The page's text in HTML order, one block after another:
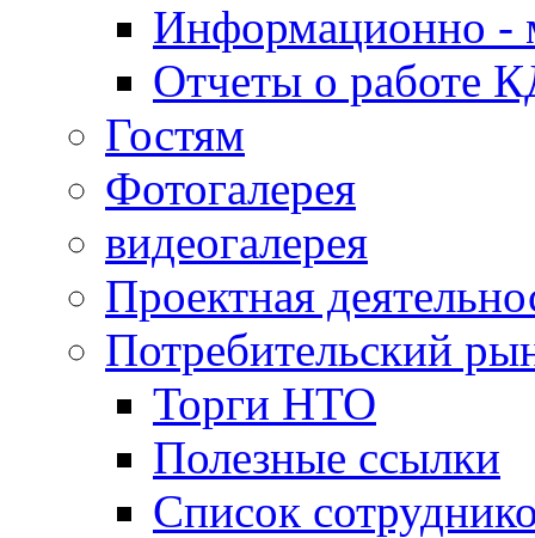
Информационно -
Отчеты о работе
Гостям
Фотогалерея
видеогалерея
Проектная
Потребительский
Торги НТО
Полезные ссылки
Список